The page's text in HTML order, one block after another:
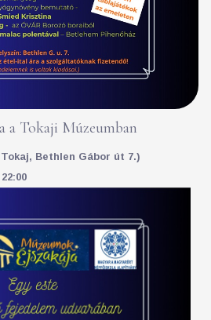
a Tokaji Múzeumban
Bethlen Gábor út 7.)